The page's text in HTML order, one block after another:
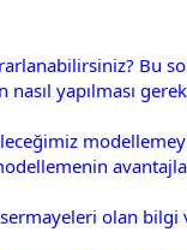
Bu
nasıl yapılması
olan